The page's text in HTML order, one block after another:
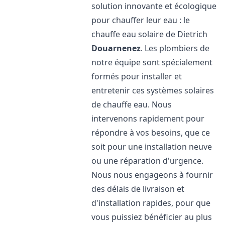
solution innovante et écologique
pour chauffer leur eau : le
chauffe eau solaire de Dietrich
Douarnenez. Les plombiers de
notre équipe sont spécialement
formés pour installer et
entretenir ces systèmes solaires
de chauffe eau. Nous
intervenons rapidement pour
répondre à vos besoins, que ce
soit pour une installation neuve
ou une réparation d'urgence.
Nous nous engageons à fournir
des délais de livraison et
d'installation rapides, pour que
vous puissiez bénéficier au plus